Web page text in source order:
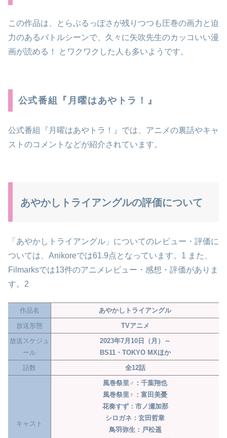
この作品は、とらぶるっぽさが残りつつも圧巻の画力と迫
力のあるバトルシーンで、久々に矢吹先生のカッコいい漫
画が読める！ とワクワクした人も多いようです。
公式番組『月曜はあやトラ！』
公式番組『月曜はあやトラ！』では、アニメの裏話やキャ
ストのコメントなどが紹介されています。
あやかしトライアングルの評価について
「あやかしトライアングル」についてのレビュー・評価に
ついては、Anikoreでは61.9点となっています。1 また、
Filmarksでは13件のアニメレビュー・感想・評価がありま
す。2
作品名
あやかしトライアングル
放送形態
TVアニメ
放送スケジュ
ール
2023年7月10日（月）～
BS11・TOKYO MXほか
話数
全12話
キャスト
風巻祭里♂：千葉翔也
風巻祭里♀：富田美憂
花奏すず：市ノ瀬加那
シロガネ：玄田哲章
鳥羽弥生：戸松遥